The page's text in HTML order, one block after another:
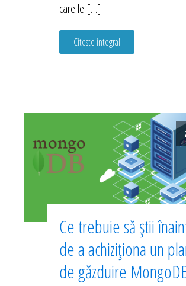
care le […]
Citeste integral
Ce trebuie să știi
de a achiziționa un
de găzduire